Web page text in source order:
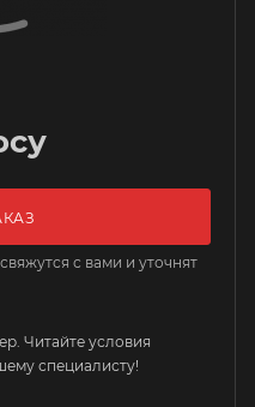
с вами и уточнят
Читайте условия
специалисту!